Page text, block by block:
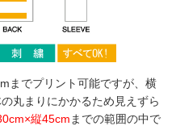
までプリント可能ですが、横
丸まりにかかるため見えずら
縦45cm までの範囲の中で